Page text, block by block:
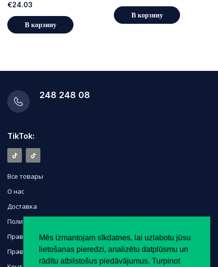
€24.03
В корзину
В корзину
248 248 08
TikTok:
Все товары
О нас
Доставка
Политика конфиденциальности
Правила
Право на отказ
Mēs izmantojam sīkdatnes, lai uzlabotu jūsu
lietošanas pieredzi, analizētu datplūsmu un
rādītu atbilstošus piedāvājumus. Turpinot